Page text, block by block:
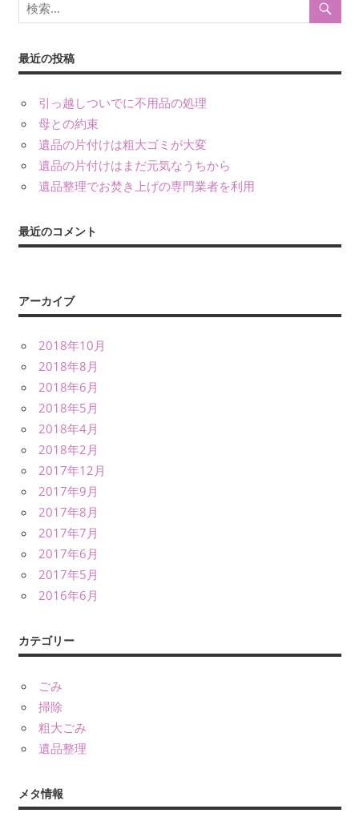
最近の投稿
引っ越しついでに不用品の処理
母との約束
遺品の片付けは粗大ゴミが大変
遺品の片付けはまだ元気なうちから
遺品整理でお焚き上げの専門業者を利用
最近のコメント
アーカイブ
2018年10月
2018年8月
2018年6月
2018年5月
2018年4月
2018年2月
2017年12月
2017年9月
2017年8月
2017年7月
2017年6月
2017年5月
2016年6月
カテゴリー
ごみ
掃除
粗大ごみ
遺品整理
メタ情報